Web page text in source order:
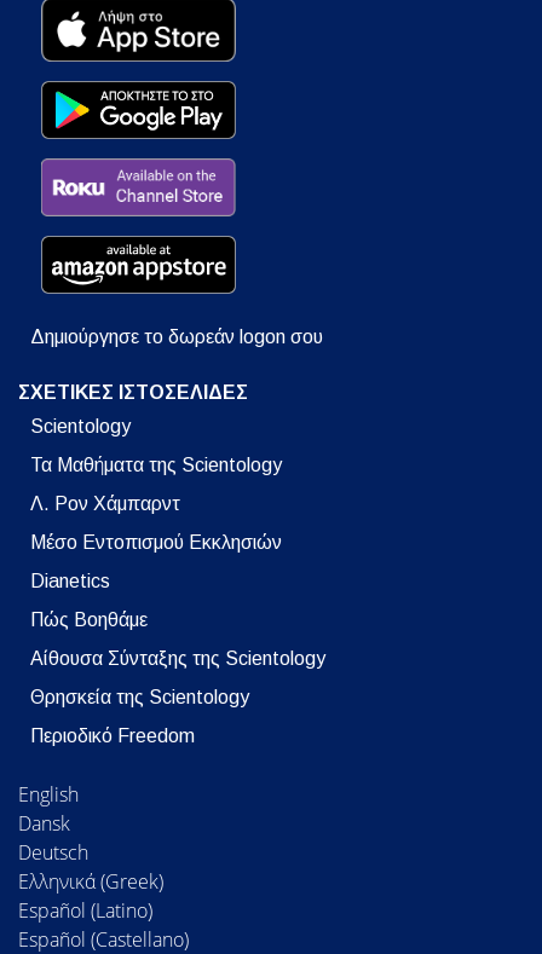
Δημιούργησε το δωρεάν logon σου
ΣΧΕΤΙΚΕΣ ΙΣΤΟΣΕΛΙΔΕΣ
Scientology
Τα Μαθήματα της Scientology
Λ. Ρον Χάμπαρντ
Μέσο Εντοπισμού Εκκλησιών
Dianetics
Πώς Βοηθάμε
Αίθουσα Σύνταξης της Scientology
Θρησκεία της Scientology
Περιοδικό Freedom
English
Dansk
Deutsch
Ελληνικά (Greek)
Español (Latino)
Español (Castellano)